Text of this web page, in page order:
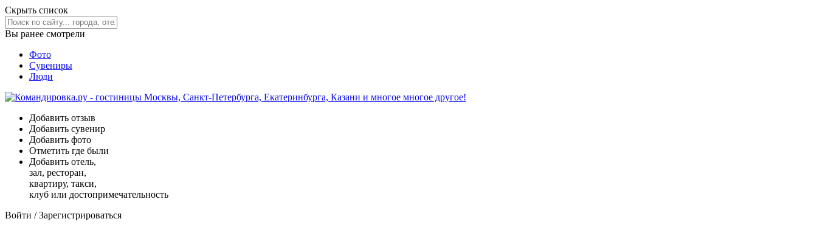
Скрыть список
Вы ранее смотрели
Фото
Сувениры
Люди
Добавить отзыв
Добавить сувенир
Добавить фото
Отметить где были
Добавить отель,
зал, ресторан,
квартиру, такси,
клуб или достопримечательность
Войти /Зарегистрироваться